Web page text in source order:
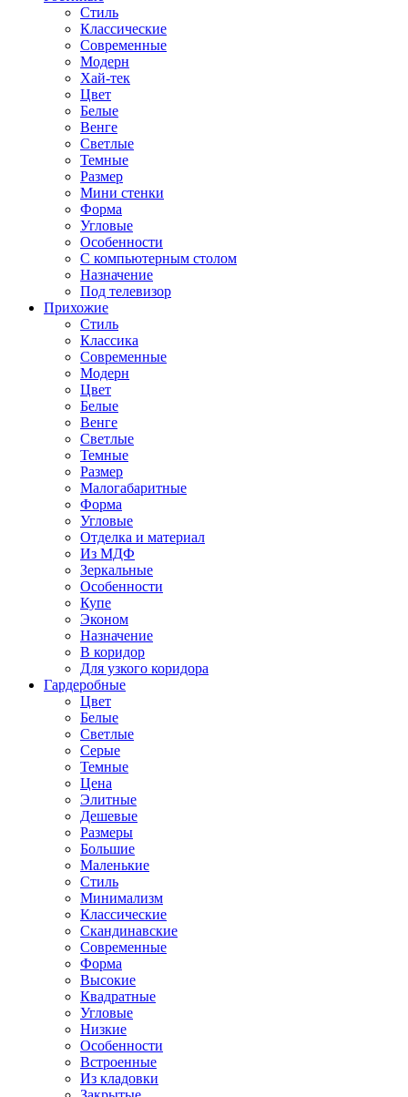
Стиль
Классические
Современные
Модерн
Хай-тек
Цвет
Белые
Венге
Светлые
Темные
Размер
Мини стенки
Форма
Угловые
Особенности
С компьютерным столом
Назначение
Под телевизор
Прихожие
Стиль
Классика
Современные
Модерн
Цвет
Белые
Венге
Светлые
Темные
Размер
Малогабаритные
Форма
Угловые
Отделка и материал
Из МДФ
Зеркальные
Особенности
Купе
Эконом
Назначение
В коридор
Для узкого коридора
Гардеробные
Цвет
Белые
Светлые
Серые
Темные
Цена
Элитные
Дешевые
Размеры
Большие
Маленькие
Стиль
Минимализм
Классические
Скандинавские
Современные
Форма
Высокие
Квадратные
Угловые
Низкие
Особенности
Встроенные
Из кладовки